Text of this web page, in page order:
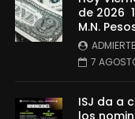
de 2026
M.N.
7
ISJ da a
los